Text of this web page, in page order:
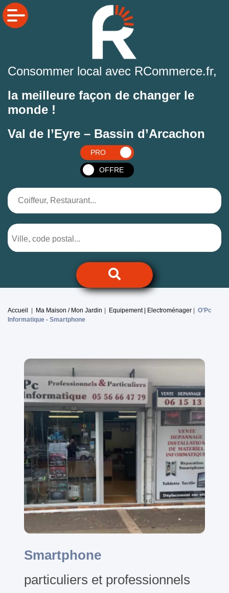
Consommer local avec RCommerce.fr,
la meilleure façon de changer le
monde !
Val de l’Eyre – Bassin d’Arcachon
PRO
OFFRE
Accueil Ma Maison / Mon Jardin Equipement | Electroménager
O'Pc
Informatique - Smartphone
Smartphone
particuliers et professionnels